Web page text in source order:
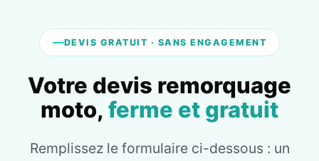
DEVIS GRATUIT · SANS ENGAGEMENT
Votre devis remorquage
moto, ferme et gratuit
Remplissez le formulaire ci-dessous : un